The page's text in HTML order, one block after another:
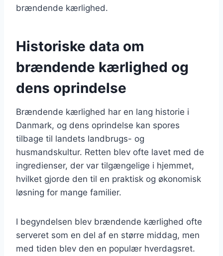
brændende kærlighed.
Historiske data om
brændende kærlighed og
dens oprindelse
Brændende kærlighed har en lang historie i
Danmark, og dens oprindelse kan spores
tilbage til landets landbrugs- og
husmandskultur. Retten blev ofte lavet med de
ingredienser, der var tilgængelige i hjemmet,
hvilket gjorde den til en praktisk og økonomisk
løsning for mange familier.
I begyndelsen blev brændende kærlighed ofte
serveret som en del af en større middag, men
med tiden blev den en populær hverdagsret.